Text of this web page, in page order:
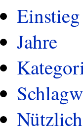
Einstieg
Jahre